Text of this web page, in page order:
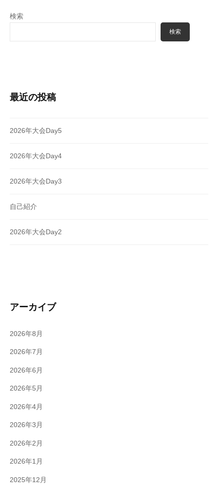
検索
検索
最近の投稿
2026年大会Day5
2026年大会Day4
2026年大会Day3
自己紹介
2026年大会Day2
アーカイブ
2026年8月
2026年7月
2026年6月
2026年5月
2026年4月
2026年3月
2026年2月
2026年1月
2025年12月